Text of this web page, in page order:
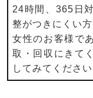
24時間、365日
整がつきにくい方
女性のお客様で
取・回収にきて
してみてください